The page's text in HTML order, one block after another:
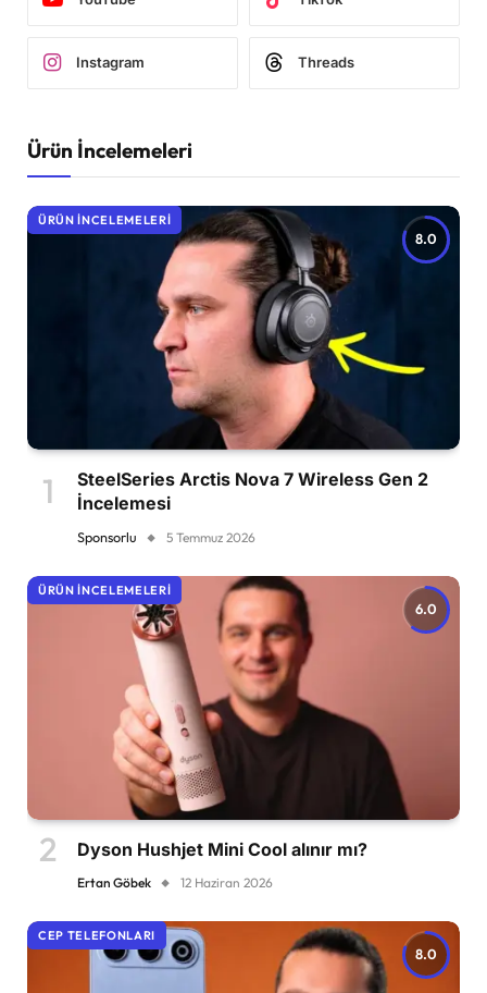
Instagram Threads
Ürün İncelemeleri
8.0
ÜRÜN İNCELEMELERI
SteelSeries Arctis Nova 7 Wireless Gen 2
İncelemesi
Sponsorlu 5 Temmuz 2026
6.0
ÜRÜN İNCELEMELERI
Dyson Hushjet Mini Cool alınır mı?
Ertan Göbek 12 Haziran 2026
8.0
CEP TELEFONLARI